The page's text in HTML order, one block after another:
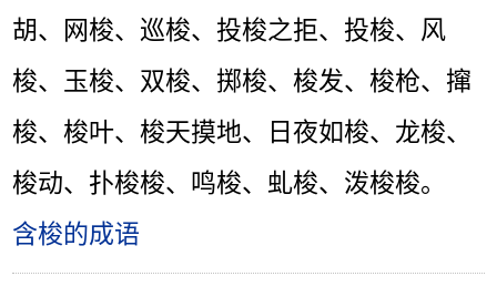
胡、网梭、巡梭、投梭之拒、投梭、风
梭、玉梭、双梭、掷梭、梭发、梭枪、撺
梭、梭叶、梭天摸地、日夜如梭、龙梭、
梭动、扑梭梭、鸣梭、虬梭、泼梭梭。
含梭的成语